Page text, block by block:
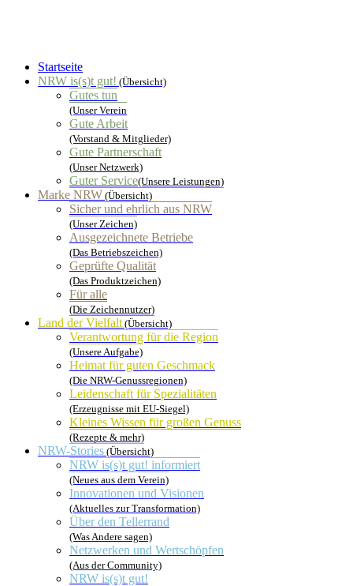
Startseite
NRW is(s)t gut! (Übersicht)
Gutes tun
(Unser Verein
Gute Arbeit
(Vorstand & Mitglieder)
Gute Partnerschaft
(Unser Netzwerk)
Guter Service(Unsere Leistungen)
Marke NRW (Übersicht)
Sicher und ehrlich aus NRW
(Unser Zeichen)
Ausgezeichnete Betriebe
(Das Betriebszeichen)
Geprüfte Qualität
(Das Produktzeichen)
Für alle
(Die Zeichennutzer)
Land der Vielfalt(Übersicht)
Verantwortung für die Region
(Unsere Aufgabe)
Heimat für guten Geschmack
(Die NRW-Genussregionen)
Leidenschaft für Spezialitäten
(Erzeugnisse mit EU-Siegel)
Kleines Wissen für großen Genuss
(Rezepte & mehr)
NRW-Stories (Übersicht)
NRW is(s)t gut! informiert
(Neues aus dem Verein)
Innovationen und Visionen
(Aktuelles zur Transformation)
Über den Tellerrand
(Was Andere sagen)
Netzwerken und Wertschöpfen
(Aus der Community)
NRW is(s)t gut!